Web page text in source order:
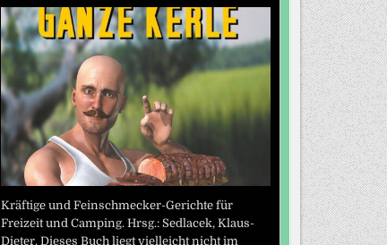
Kräftige und Feinschmecker-Gerichte für
Freizeit und Camping. Hrsg.: Sedlacek, Klaus-
Dieter. Dieses Buch liegt vielleicht nicht im